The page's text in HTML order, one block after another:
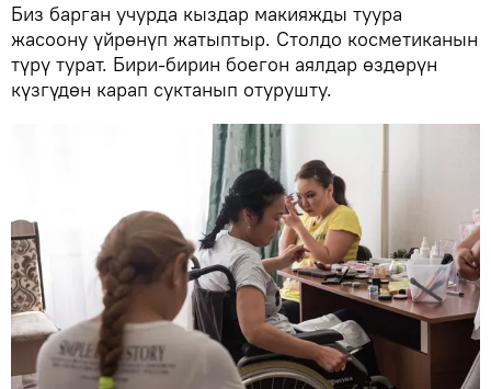
Биз барган учурда кыздар макияжды туура
жасоону үйрөнүп жатыптыр. Столдо косметиканын
түрү турат. Бири-бирин боегон аялдар өздөрүн
күзгүдөн карап суктанып отурушту.